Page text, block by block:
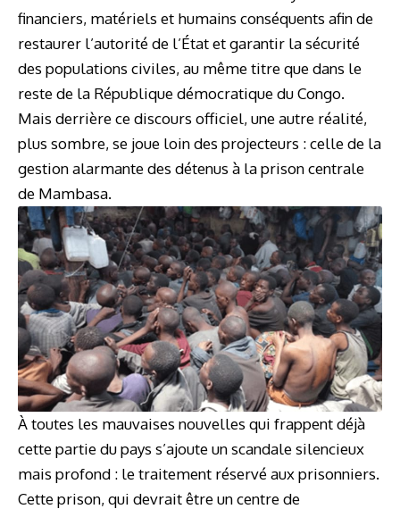
financiers, matériels et humains conséquents afin de
restaurer l’autorité de l’État et garantir la sécurité
des populations civiles, au même titre que dans le
reste de la République démocratique du Congo.
Mais derrière ce discours officiel, une autre réalité,
plus sombre, se joue loin des projecteurs : celle de la
gestion alarmante des détenus à la prison centrale
de Mambasa.
À toutes les mauvaises nouvelles qui frappent déjà
cette partie du pays s’ajoute un scandale silencieux
mais profond : le traitement réservé aux prisonniers.
Cette prison, qui devrait être un centre de